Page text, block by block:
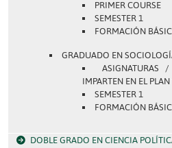
PRIMER COURSE
SEMESTER 1
FORMACIÓN
GRADUADO EN
ASIGNATURAS
IMPARTEN EN EL PLAN
SEMESTER 1
FORMACIÓN
DOBLE GRADO EN CIENCIA